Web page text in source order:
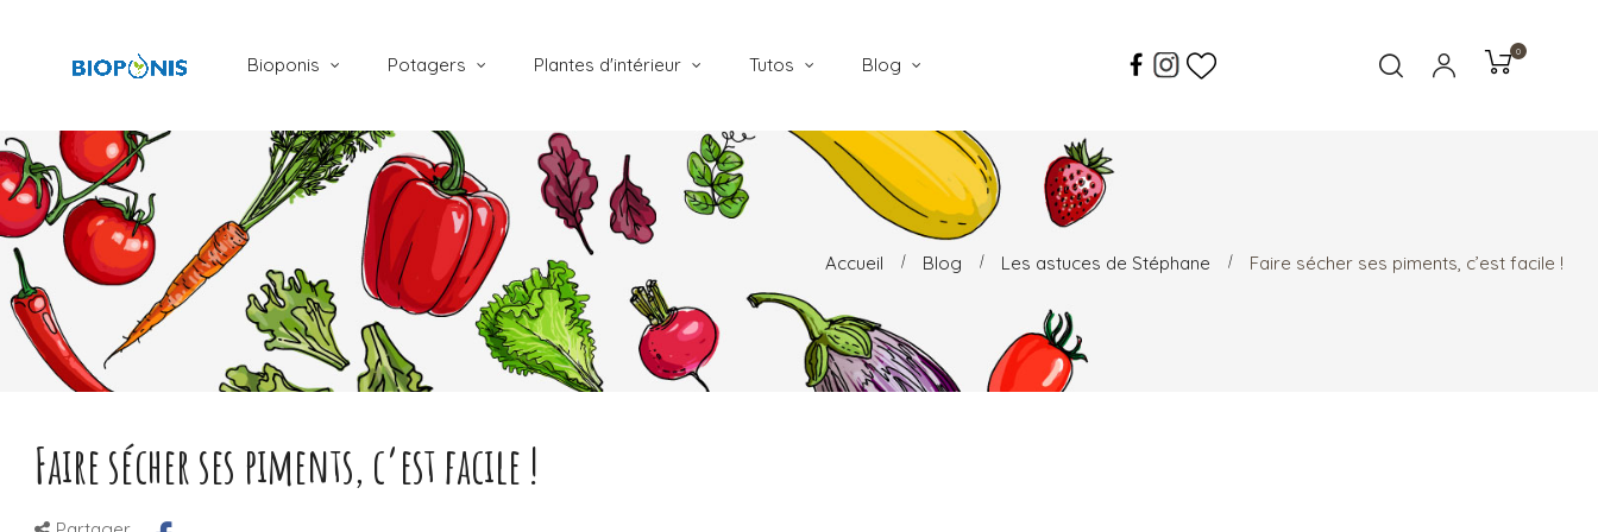
Bioponis Potagers Plantes d'intérieur Tutos Blog
0
Accueil Blog Les astuces de Stéphane Faire sécher ses piments, c’est facile !
Faire sécher ses piments, c’est facile !